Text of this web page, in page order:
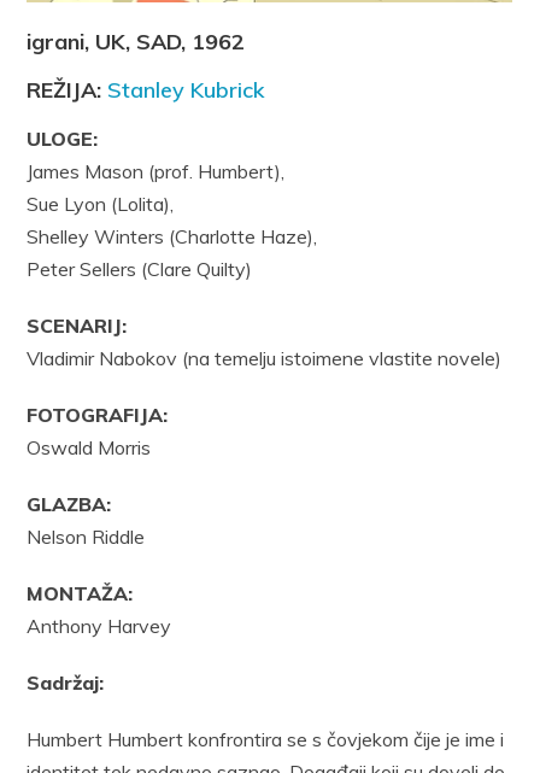
igrani, UK, SAD, 1962
REŽIJA: Stanley Kubrick
ULOGE:
James Mason (prof. Humbert),
Sue Lyon (Lolita),
Shelley Winters (Charlotte Haze),
Peter Sellers (Clare Quilty)
SCENARIJ:
Vladimir Nabokov (na temelju istoimene vlastite novele)
FOTOGRAFIJA:
Oswald Morris
GLAZBA:
Nelson Riddle
MONTAŽA:
Anthony Harvey
Sadržaj:
Humbert Humbert konfrontira se s čovjekom čije je ime i